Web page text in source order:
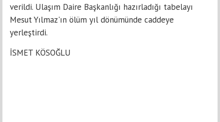
verildi. Ulaşım Daire Başkanlığı hazırladığı tabelayı
Mesut Yılmaz'ın ölüm yıl dönümünde caddeye
yerleştirdi.
İSMET KÖSOĞLU